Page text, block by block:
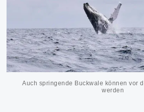
Auch springende Buckwale können vor
werden